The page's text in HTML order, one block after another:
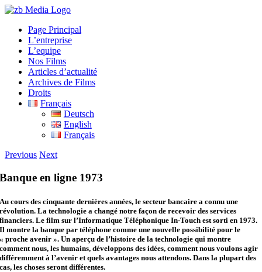
Skip
contentPage Principal
L’entreprise
L’equipe
Nos Films
Articles d’actualité
Archives de Films
Droits
Français
Deutsch
English
Français
Previous Next
Banque en ligne 1973
Au cours des cinquante dernières années, le secteur bancaire a connu une
révolution. La technologie a changé notre façon de recevoir des services
financiers. Le film sur l’Informatique Téléphonique In-Touch est sorti en 1973.
Il montre la banque par téléphone comme une nouvelle possibilité pour le
« proche avenir ». Un aperçu de l’histoire de la technologie qui montre
comment nous, les humains, développons des idées, comment nous voulons agir
différemment à l’avenir et quels avantages nous attendons. Dans la plupart des
cas, les choses seront différentes.